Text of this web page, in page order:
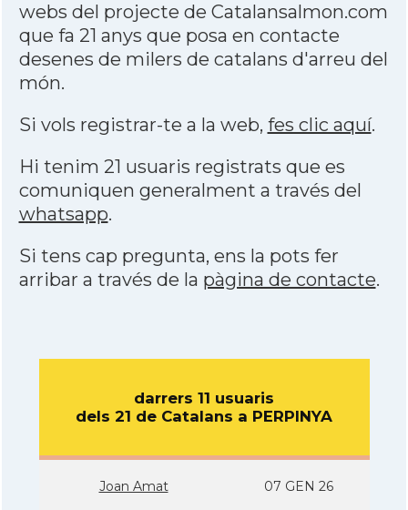
webs del projecte de Catalansalmon.com
que fa 21 anys que posa en contacte
desenes de milers de catalans d'arreu del
món.
Si vols registrar-te a la web, fes clic aquí.
Hi tenim 21 usuaris registrats que es
comuniquen generalment a través del
whatsapp.
Si tens cap pregunta, ens la pots fer
arribar a través de la pàgina de contacte.
darrers 11 usuaris
dels 21 de Catalans a PERPINYA
Joan Amat 07 GEN 26